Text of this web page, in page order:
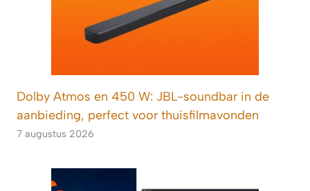
Dolby Atmos en 450 W: JBL-soundbar in de
aanbieding, perfect voor thuisfilmavonden
7 augustus 2026